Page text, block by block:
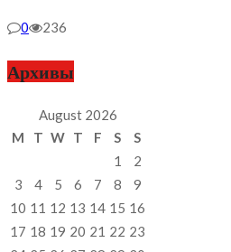
0 236
Архивы
August 2026
M
T W T F S
S
1
2
3
4 5 6 7 8
9
10 11 12 13 14 15 16
17 18 19 20 21 22 23